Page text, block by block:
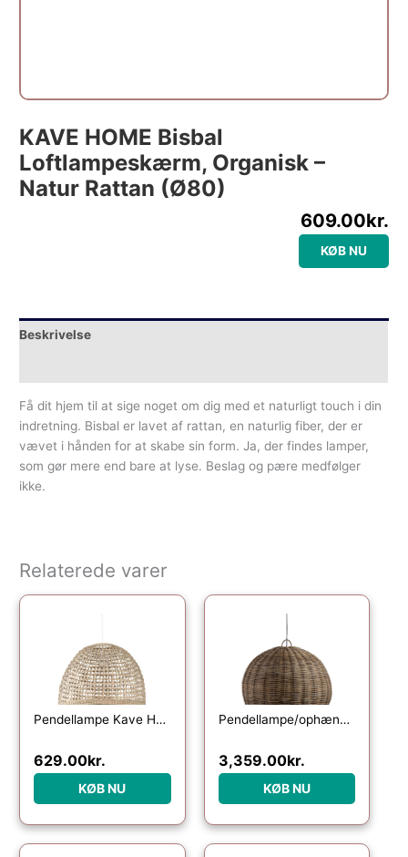
KAVE HOME Bisbal
Loftlampeskærm, Organisk –
Natur Rattan (Ø80)
609.00kr.
KØB NU
Beskrivelse
Få dit hjem til at sige noget om dig med et naturligt touch i din
indretning. Bisbal er lavet af rattan, en naturlig fiber, der er
vævet i hånden for at skabe sin form. Ja, der findes lamper,
som gør mere end bare at lyse. Beslag og pære medfølger
ikke.
Relaterede varer
Pendellampe Kave Home Cynara – håndvævet rattan lampeskærm Ø49 cm natur
629.00kr.
KØB NU
Pendellampe/ophængslampe WOOOD Exclusive Mooze i håndflettet rattan Ø80 x H65 cm natur
3,359.00kr.
KØB NU